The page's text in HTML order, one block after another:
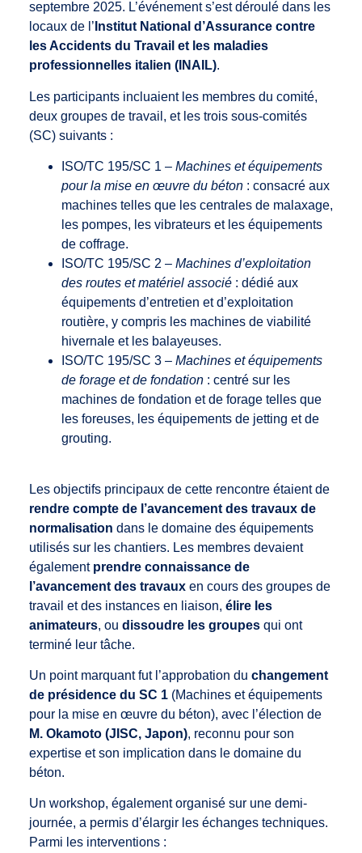
septembre 2025. L’événement s’est déroulé dans les
locaux de l’ Institut National d’Assurance contre
les Accidents du Travail et les maladies
professionnelles italien (INAIL).
Les participants incluaient les membres du comité,
deux groupes de travail, et les trois sous-comités
(SC) suivants :
ISO/TC 195/SC 1 – Machines et équipements
pour la mise en œuvre du béton : consacré aux
machines telles que les centrales de malaxage,
les pompes, les vibrateurs et les équipements
de coffrage.
ISO/TC 195/SC 2 – Machines d’exploitation
des routes et matériel associé : dédié aux
équipements d’entretien et d’exploitation
routière, y compris les machines de viabilité
hivernale et les balayeuses.
ISO/TC 195/SC 3 – Machines et équipements
de forage et de fondation : centré sur les
machines de fondation et de forage telles que
les foreuses, les équipements de jetting et de
grouting.
Les objectifs principaux de cette rencontre étaient de
rendre compte de l’avancement des travaux de
normalisation dans le domaine des équipements
utilisés sur les chantiers. Les membres devaient
également prendre connaissance de
l’avancement des travaux en cours des groupes de
travail et des instances en liaison, élire les
animateurs, ou dissoudre les groupes qui ont
terminé leur tâche.
Un point marquant fut l’approbation du changement
de présidence du SC 1 (Machines et équipements
pour la mise en œuvre du béton), avec l’élection de
M. Okamoto (JISC, Japon), reconnu pour son
expertise et son implication dans le domaine du
béton.
Un workshop, également organisé sur une demi-
journée, a permis d’élargir les échanges techniques.
Parmi les interventions :